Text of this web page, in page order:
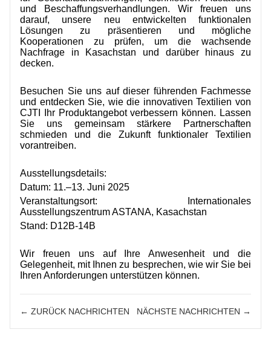
und Beschaffungsverhandlungen. Wir freuen uns
darauf, unsere neu entwickelten funktionalen
Lösungen zu präsentieren und mögliche
Kooperationen zu prüfen, um die wachsende
Nachfrage in Kasachstan und darüber hinaus zu
decken.
Besuchen Sie uns auf dieser führenden Fachmesse
und entdecken Sie, wie die innovativen Textilien von
CJTI Ihr Produktangebot verbessern können. Lassen
Sie uns gemeinsam stärkere Partnerschaften
schmieden und die Zukunft funktionaler Textilien
vorantreiben.
Ausstellungsdetails:
Datum: 11.–13. Juni 2025
Veranstaltungsort: Internationales
Ausstellungszentrum ASTANA, Kasachstan
Stand: D12B-14B
Wir freuen uns auf Ihre Anwesenheit und die
Gelegenheit, mit Ihnen zu besprechen, wie wir Sie bei
Ihren Anforderungen unterstützen können.
← ZURÜCK NACHRICHTEN NÄCHSTE NACHRICHTEN →